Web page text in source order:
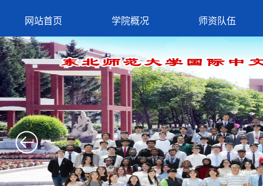
网站首页 学院概况 师资队伍